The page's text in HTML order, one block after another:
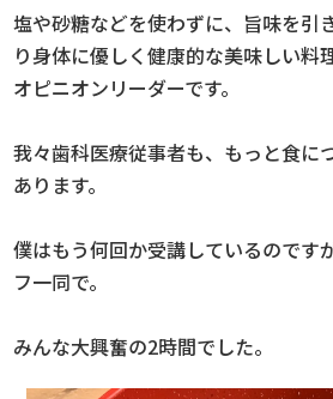
塩や砂糖などを使わずに、旨味を引
り身体に優しく健康的な美味しい料
オピニオンリーダーです。
我々歯科医療従事者も、もっと食に
あります。
僕はもう何回か受講しているのです
フ一同で。
みんな大興奮の2時間でした。